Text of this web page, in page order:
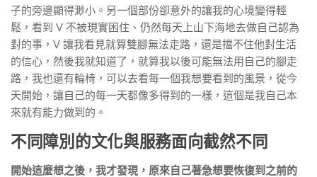
子的旁邊顯得渺小。另一個部份卻意外的讓我的心境變得輕
鬆，看到 V 不被現實困住、仍然每天上山下海地去做自己認為
對的事，V 讓我看見就算雙腳無法走路，還是擋不住他對生活
的信心，然後我就知道了，就算我以後可能無法用自己的腳走
路，我也還有輪椅，可以去看每一個我想要看到的風景，從今
天開始，讓自己的每一天都像多得到的一樣，這個是我自己本
來就有能力做到的。
不同障別的文化與服務面向截然不同
開始這麼想之後，我才發現，原來自己著急想要恢復到之前的